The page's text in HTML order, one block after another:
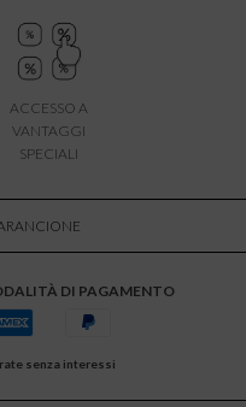
ACCESSO A
VANTAGGI
SPECIALI
DI PAGAMENTO
senza interessi